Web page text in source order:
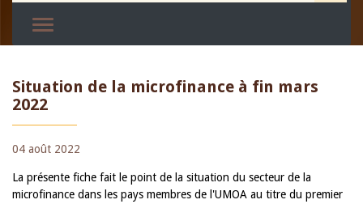
Situation de la microfinance à fin mars
2022
04 août 2022
La présente fiche fait le point de la situation du secteur de la
microfinance dans les pays membres de l'UMOA au titre du premier